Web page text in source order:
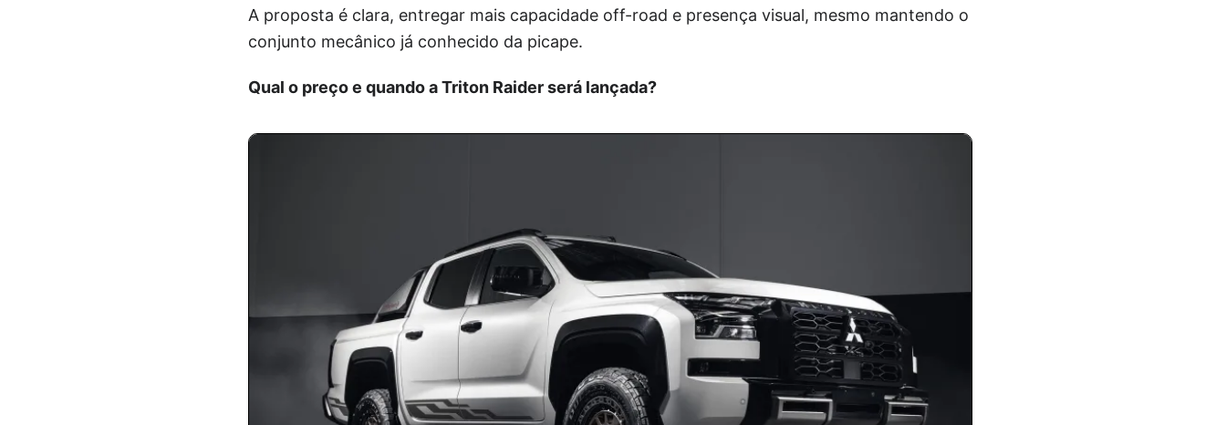
A proposta é clara, entregar mais capacidade off-road e presença visual, mesmo mantendo o
conjunto mecânico já conhecido da picape.
Qual o preço e quando a Triton Raider será lançada?